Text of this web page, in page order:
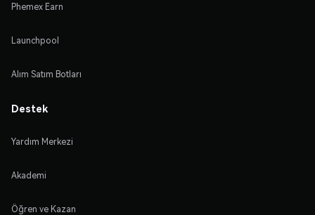
Phemex Earn
Launchpool
Alım Satım Botları
Destek
Yardım Merkezi
Akademi
Öğren ve Kazan